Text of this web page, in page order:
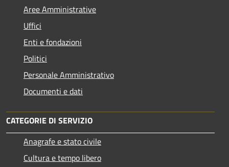
Aree Amministrative
Uffici
Enti e fondazioni
Politici
Personale Amministrativo
Documenti e dati
CATEGORIE DI SERVIZIO
Anagrafe e stato civile
Cultura e tempo libero